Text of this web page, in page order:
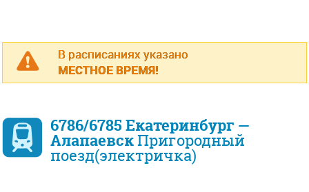
В расписаниях указано
МЕСТНОЕ ВРЕМЯ!
6786/6785 Екатеринбург —
АлапаевскПригородный
поезд(электричка)